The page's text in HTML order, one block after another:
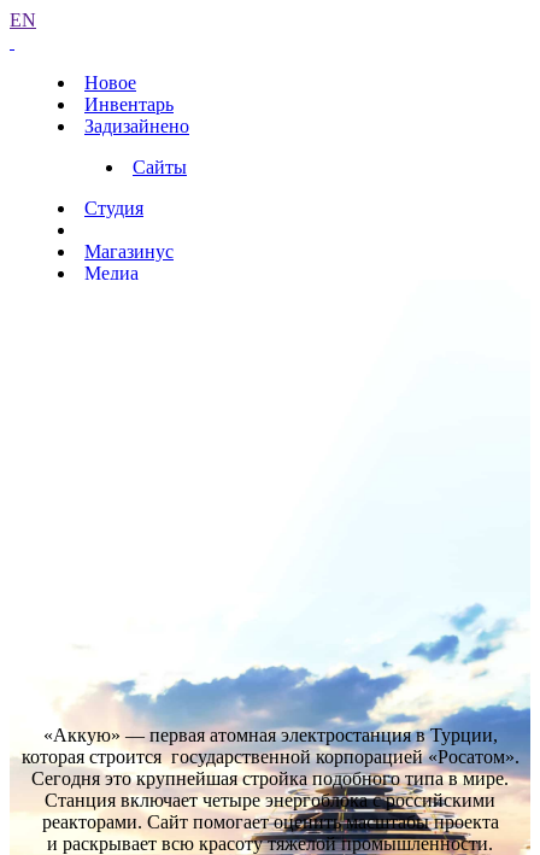
EN
Новое
Инвентарь
Задизайнено
Сайты
Студия
Магазинус
Медиа
Сайт атомной электростанции
«Аккую»
«Аккую» — первая атомная электростанция в Турции,
которая строится государственной корпорацией «Росатом».
Сегодня это крупнейшая стройка подобного типа в мире.
Станция включает четыре энергоблока с российскими
реакторами. Сайт помогает оценить масштабы проекта
и раскрывает всю красоту тяжелой промышленности.